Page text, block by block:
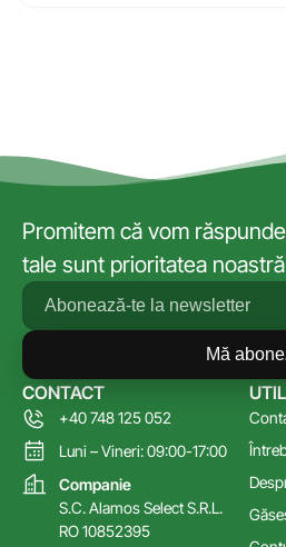
Promitem că vom
tale sunt prioritatea
Mă
CONTACT
+40 748 125 052
Luni – Vineri: 09:00-17:00
Companie
S.C. Alamos Select S.R.L.
RO 10852395